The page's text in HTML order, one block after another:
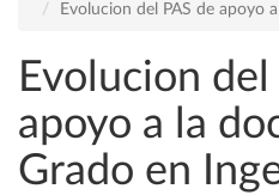
Evolucion del PAS de apoyo
Evolucion del
apoyo a la
Grado en